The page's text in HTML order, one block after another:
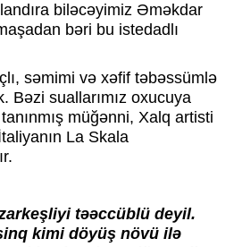
biləcəyimiz Əməkdar
bəri bu istedadlı
səmimi və xəfif təbəssümlə
Bəzi suallarımız oxucuya
müğənni, Xalq artisti
La Skala
təəccüblü deyil.
kimi döyüş növü ilə